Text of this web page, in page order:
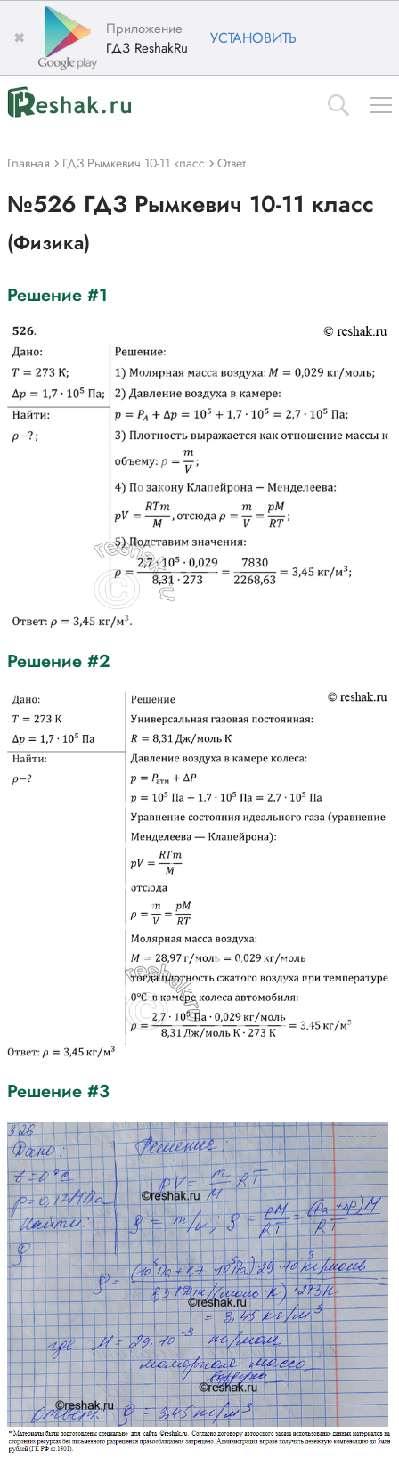
✖
Приложение
ГДЗ ReshakRu
УСТАНОВИТЬ
Главная ГДЗ Рымкевич 10-11 класс Ответ
№526 ГДЗ Рымкевич 10-11 класс
(Физика)
Решение #1
Решение #2
Решение #3